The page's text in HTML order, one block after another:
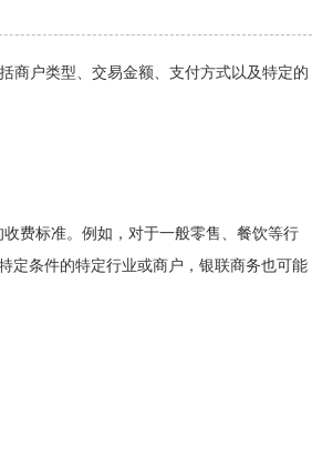
商户类型、交易金额、支付方式以及特定的
费标准。例如，对于一般零售、餐饮等行
定条件的特定行业或商户，银联商务也可能